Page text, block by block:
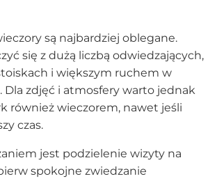
są najbardziej oblegane.
się z dużą liczbą odwiedzających,
i większym ruchem w
Dla zdjęć i atmosfery warto jednak
również wieczorem, nawet jeśli
czas.
jest podzielenie wizyty na
spokojne zwiedzanie